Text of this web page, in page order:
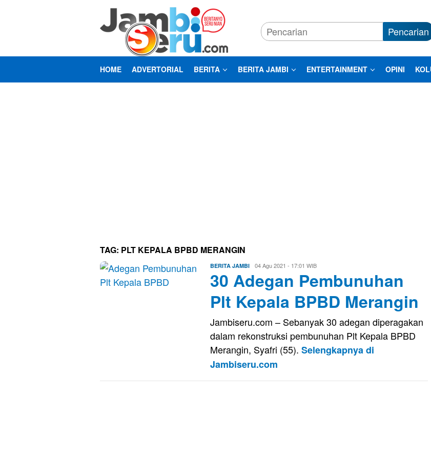
Pencarian
HOME ADVERTORIAL BERITA BERITA JAMBI ENTERTAINMENT OPINI
TAG: PLT KEPALA BPBD MERANGIN
BERITA JAMBI Eri
Saputra
04 Agu 2021 - 17:01 WIB
30 Adegan Pembunuhan
Plt Kepala BPBD Merangin
Jambiseru.com – Sebanyak 30 adegan diperagakan
dalam rekonstruksi pembunuhan Plt Kepala BPBD
Merangin, Syafri (55). Selengkapnya di
Jambiseru.com